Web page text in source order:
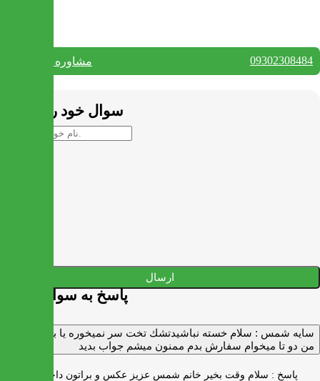
مشاوره واتس آپ 09302308484
سوال خود را بپرسید
ارسال
پاسخ به سوالات شما
سايه شمس : سلام خسته نباشيدتشك تخت سر نميخوره يا برنميگرده
من دو تا ميخوام سفارش بدم ممنون ميشم جواب بديد
پاسخ : سلام وقت بخیر خانم شمس عزیز عکس و براتون داخل واتس اپ